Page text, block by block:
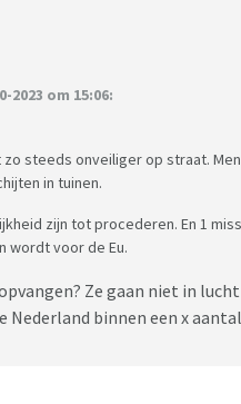
om 15:06:
steeds onveiliger op straat.
in tuinen.
zijn tot procederen. En 1
wordt voor de Eu.
Ze gaan niet in
Nederland binnen een x